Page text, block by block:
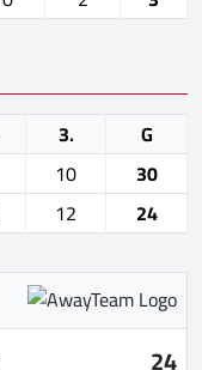
3.
G
10
30
12 24